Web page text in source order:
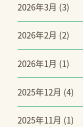
2026年3月 (3)
2026年2月 (2)
2026年1月 (1)
2025年12月 (4)
2025年11月 (1)